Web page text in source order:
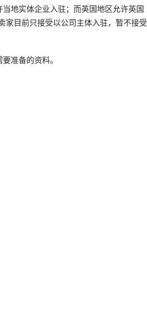
地实体企业入驻；而英国地区允许英国
家目前只接受以公司主体入驻，暂不接受
准备的资料。